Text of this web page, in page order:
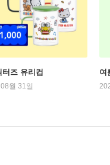
즈 유리컵
월 31일
여